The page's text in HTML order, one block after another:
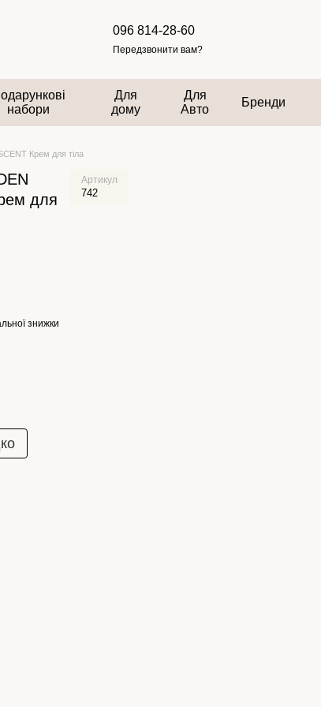
096 814-28-60
Передзвонити вам?
набори
Для
дому
Для
Авто
Бренди
Крем для тіла
для
Артикул
742
знижки